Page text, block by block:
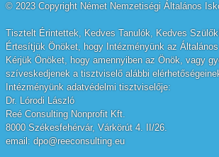
© 2023 Copyright Német Nemzetiségi Általános
Tisztelt Érintettek, Kedves Tanulók, Kedves
Értesítjük Önöket, hogy Intézményünk az
Kérjük Önöket, hogy amennyiben az Önök, vagy
szíveskedjenek a tisztviselő alábbi
Intézményünk adatvédelmi tisztviselője:
Dr. Lórodi László
Reé Consulting Nonprofit Kft.
8000 Székesfehérvár, Várkörút 4. II/26.
email: dpo@reeconsulting.eu